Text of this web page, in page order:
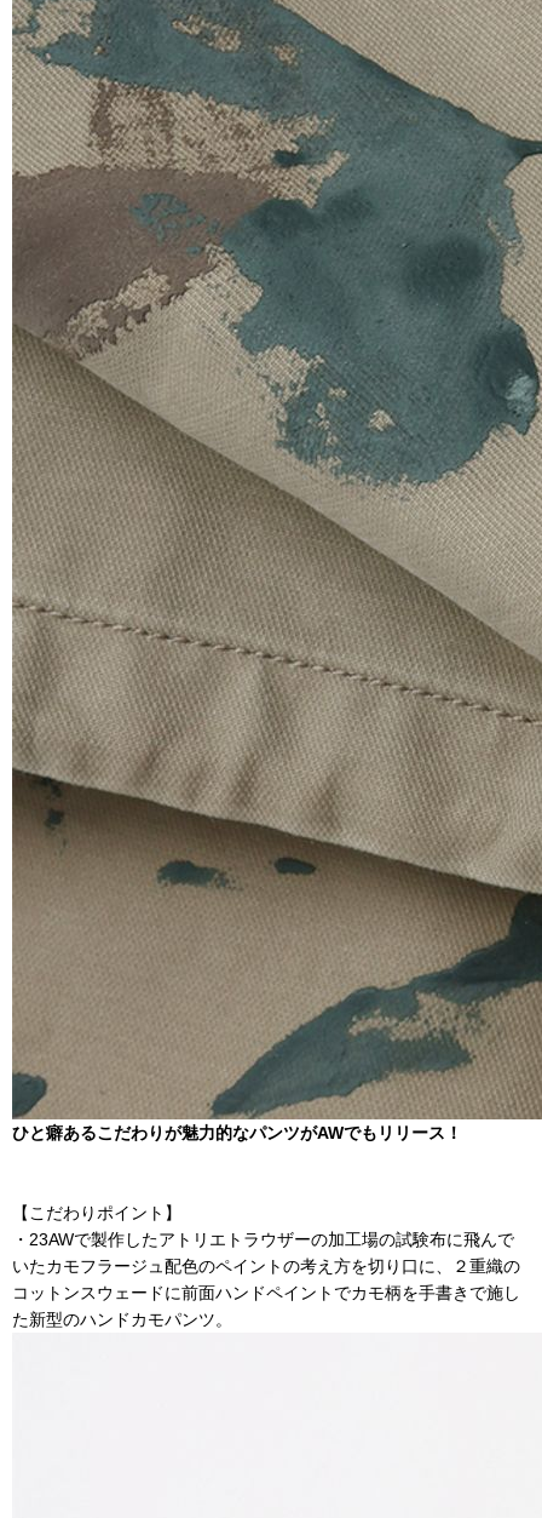
ひと癖あるこだわりが魅力的なパンツがAWでもリリース！
【こだわりポイント】
・23AWで製作したアトリエトラウザーの加工場の試験布に飛んで
いたカモフラージュ配色のペイントの考え方を切り口に、２重織の
コットンスウェードに前面ハンドペイントでカモ柄を手書きで施し
た新型のハンドカモパンツ。